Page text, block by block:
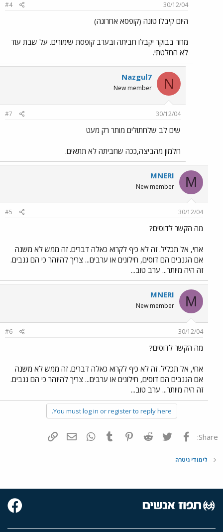
30/12/04
#4
היום קיבלו טונה (קופסא אחרונה)
מחר בבוקר יקבלו חביתה ובערב קופסת שימורים. על שבת עוד
לא החלטתי.
N
Nazgul7
New member
30/12/04
#7
שים לב שלחתולים מותר רק מעט
חלמון מהביצה,ככה שחביתה לא תתאים.
M
MNERI
New member
30/12/04
#5
מה הקשר לדוסים?
אחי, אל תכליל. זה לא כיף לקרוא כאלה דברים. זה ממש לא משנה
אם הגנבים הם דוסים, חילונים או ערבים... צריך להיזהר כי הם גנבים.
זה היה מיותר... ערב טוב...
M
MNERI
New member
30/12/04
#6
מה הקשר לדוסים?
אחי, אל תכליל. זה לא כיף לקרוא כאלה דברים. זה ממש לא משנה
אם הגנבים הם דוסים, חילונים או ערבים... צריך להיזהר כי הם גנבים.
זה היה מיותר... ערב טוב...
You must log in or register to reply here.
Share: פייסבוק Twitter
Reddit
Pinterest
Tumblr
WhatsAppדואר אלקטרוני
לימודי גיטרה